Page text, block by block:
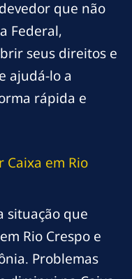
que não
Federal,
seus direitos e
ajudá-lo a
rápida e
Caixa em Rio
situação que
Rio Crespo e
Problemas